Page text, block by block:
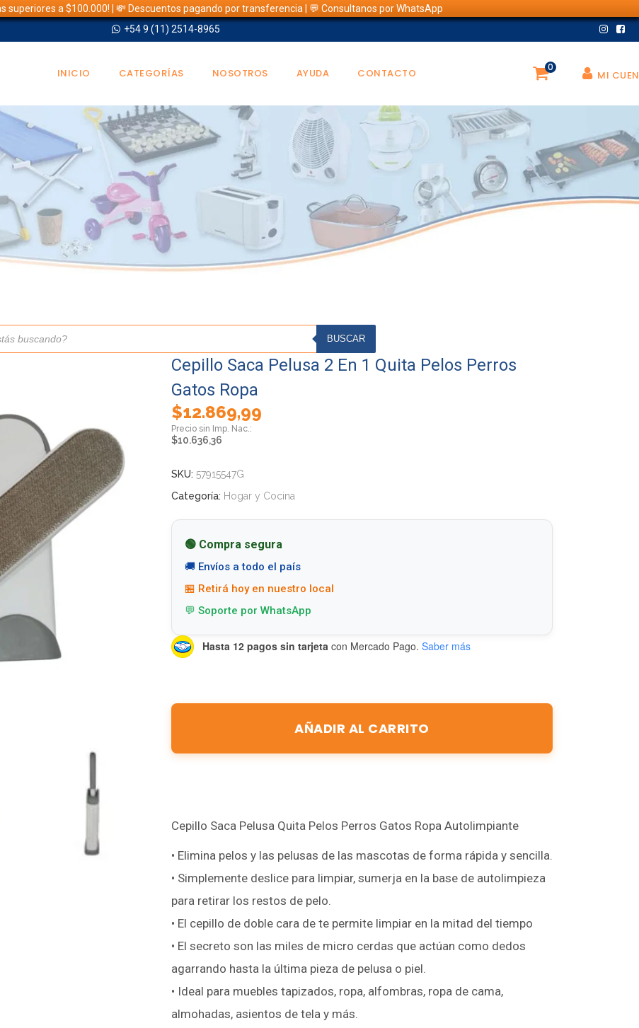
superiores a $100.000! | 💸 Descuentos pagando por transferencia | 💬 Consultanos por WhatsApp
+54 9 (11) 2514-8965
INICIO CATEGORÍAS NOSOTROS AYUDA CONTACTO MI
0
TIENDA
BUSCAR
Cepillo Saca Pelusa 2 En 1 Quita Pelos Perros
Gatos Ropa
$12.869,99
$10.636,36
SKU: 57915547G
Categoría: Hogar y Cocina
🟢 Compra segura
🚚 Envíos a todo el país
🏪 Retirá hoy en nuestro local
💬 Soporte por WhatsApp
Hasta 12 pagos sin tarjeta con Mercado Pago. Saber más
AÑADIR AL CARRITO
Cepillo Saca Pelusa Quita Pelos Perros Gatos Ropa Autolimpiante
• Elimina pelos y las pelusas de las mascotas de forma rápida y sencilla.
• Simplemente deslice para limpiar, sumerja en la base de autolimpieza
para retirar los restos de pelo.
• El cepillo de doble cara de te permite limpiar en la mitad del tiempo
• El secreto son las miles de micro cerdas que actúan como dedos
agarrando hasta la última pieza de pelusa o piel.
• Ideal para muebles tapizados, ropa, alfombras, ropa de cama,
almohadas, asientos de tela y más.